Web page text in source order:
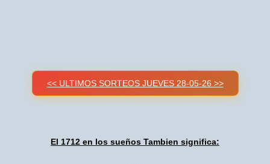
<< ULTIMOS SORTEOS JUEVES 28-05-26 >>
El 1712 en los sueños Tambien significa: